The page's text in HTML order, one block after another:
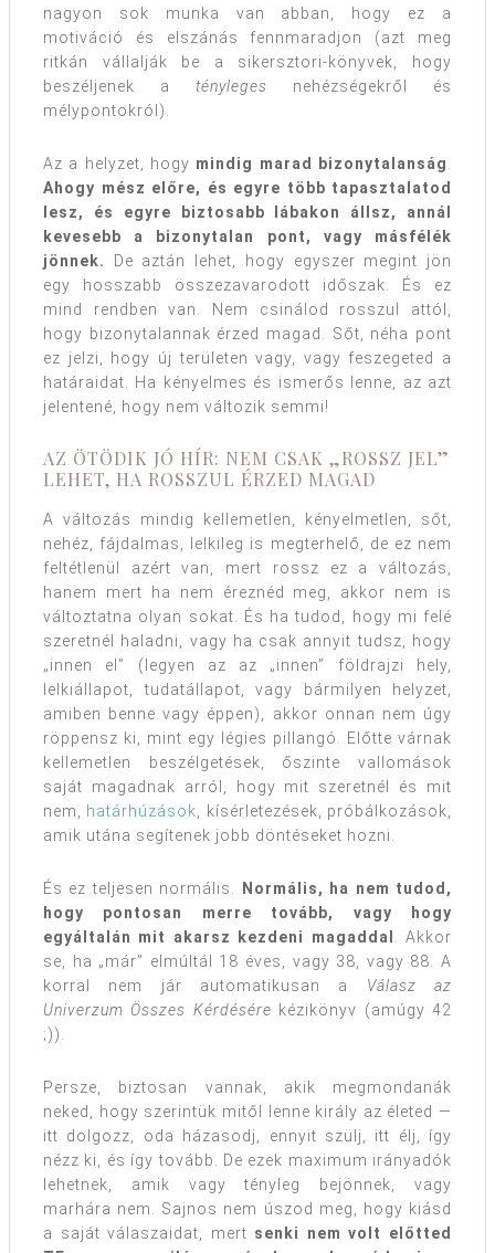
nagyon sok munka van abban, hogy ez a
motiváció és elszánás fennmaradjon (azt meg
ritkán vállalják be a sikersztori-könyvek, hogy
beszéljenek a tényleges
nehézségekről és
mélypontokról).
Az a helyzet, hogy mindig marad bizonytalanság.
Ahogy mész előre, és egyre több tapasztalatod
lesz, és egyre biztosabb lábakon állsz, annál
kevesebb a bizonytalan pont, vagy másfélék
jönnek.
De aztán lehet, hogy egyszer megint jön
egy hosszabb összezavarodott időszak. És ez
mind rendben van. Nem csinálod rosszul attól,
hogy bizonytalannak érzed magad. Sőt, néha pont
ez jelzi, hogy új területen vagy, vagy feszegeted a
határaidat. Ha kényelmes és ismerős lenne, az azt
jelentené, hogy nem változik semmi!
AZ ÖTÖDIK JÓ HÍR: NEM CSAK „ROSSZ JEL”
LEHET, HA ROSSZUL ÉRZED MAGAD
A változás mindig kellemetlen, kényelmetlen, sőt,
nehéz, fájdalmas, lelkileg is megterhelő, de ez nem
feltétlenül azért van, mert rossz ez a változás,
hanem mert ha nem éreznéd meg, akkor nem is
változtatna olyan sokat. És ha tudod, hogy mi felé
szeretnél haladni, vagy ha csak annyit tudsz, hogy
„innen el” (legyen az az „innen” földrajzi hely,
lelkiállapot, tudatállapot, vagy bármilyen helyzet,
amiben benne vagy éppen), akkor onnan nem úgy
röppensz ki, mint egy légies pillangó. Előtte várnak
kellemetlen beszélgetések, őszinte vallomások
saját magadnak arról, hogy mit szeretnél és mit
nem, határhúzások, kísérletezések, próbálkozások,
amik utána segítenek jobb döntéseket hozni.
És ez teljesen normális.
Normális, ha nem tudod,
hogy pontosan merre tovább, vagy hogy
egyáltalán mit akarsz kezdeni magaddal . Akkor
se, ha „már” elmúltál 18 éves, vagy 38, vagy 88. A
korral nem jár automatikusan a Válasz az
Univerzum Összes Kérdésére kézikönyv (amúgy 42
;)).
Persze, biztosan vannak, akik megmondanák
neked, hogy szerintük mitől lenne király az életed —
itt dolgozz, oda házasodj, ennyit szülj, itt élj, így
nézz ki, és így tovább. De ezek maximum irányadók
lehetnek, amik vagy tényleg bejönnek, vagy
marhára nem. Sajnos nem úszod meg, hogy kiásd
a saját válaszaidat, mert senki nem volt előtted